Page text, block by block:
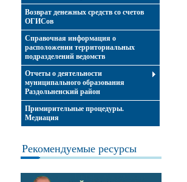
Возврат денежных средств со счетов
ОГИСов
Справочная информация о
расположении территориальных
подразделений ведомств
Отчеты о деятельности
муниципального образования
Раздольненский район
Примирительные процедуры.
Медиация
Рекомендуемые ресурсы